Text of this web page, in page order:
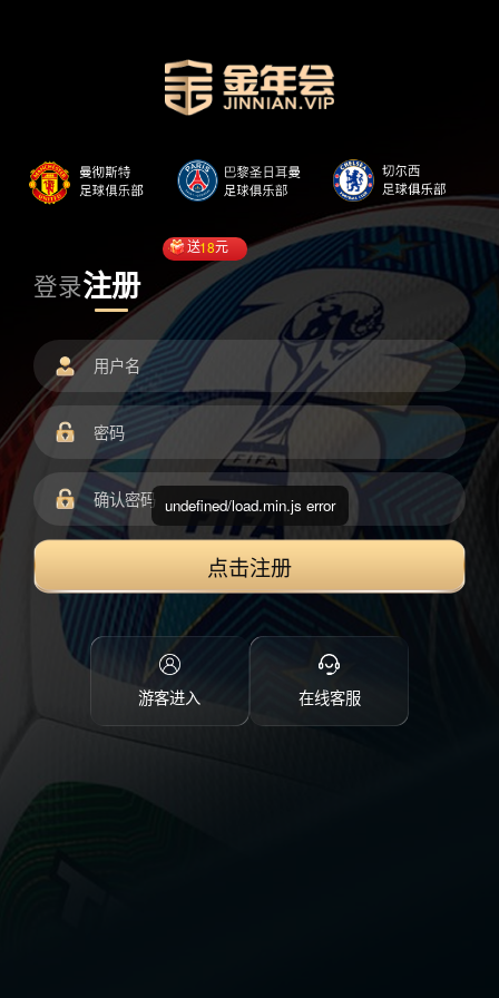
登录注册
送18元
点击注册
游客进入 在线客服
undefined/load.min.js error